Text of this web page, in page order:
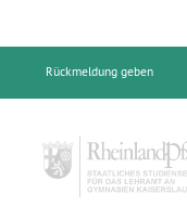
Rückmeldung geben